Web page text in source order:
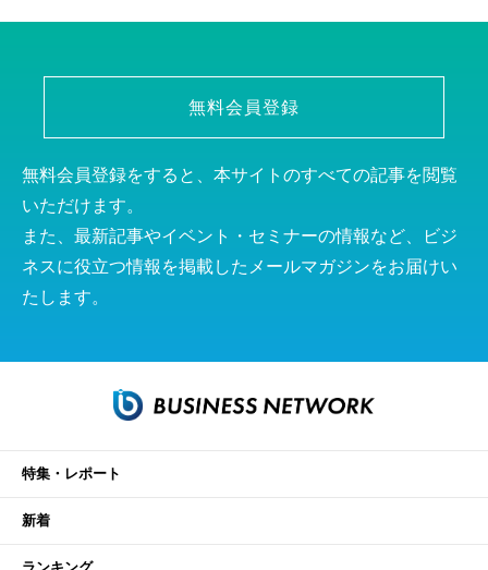
無料会員登録
無料会員登録をすると、本サイトのすべての記事を閲覧
いただけます。
また、最新記事やイベント・セミナーの情報など、ビジ
ネスに役立つ情報を掲載したメールマガジンをお届けい
たします。
特集・レポート
新着